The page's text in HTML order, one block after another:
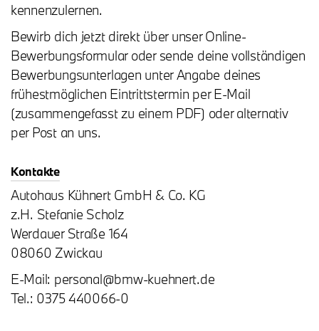
kennenzulernen.
Bewirb dich jetzt direkt über unser Online-
Bewerbungsformular oder sende deine vollständigen
Bewerbungsunterlagen unter Angabe deines
frühestmöglichen Eintrittstermin per E-Mail
(zusammengefasst zu einem PDF) oder alternativ
per Post an uns.
Kontakte
Autohaus Kühnert GmbH & Co. KG
z.H. Stefanie Scholz
Werdauer Straße 164
08060 Zwickau
E-Mail: personal@bmw-kuehnert.de
Tel.: 0375 440066-0